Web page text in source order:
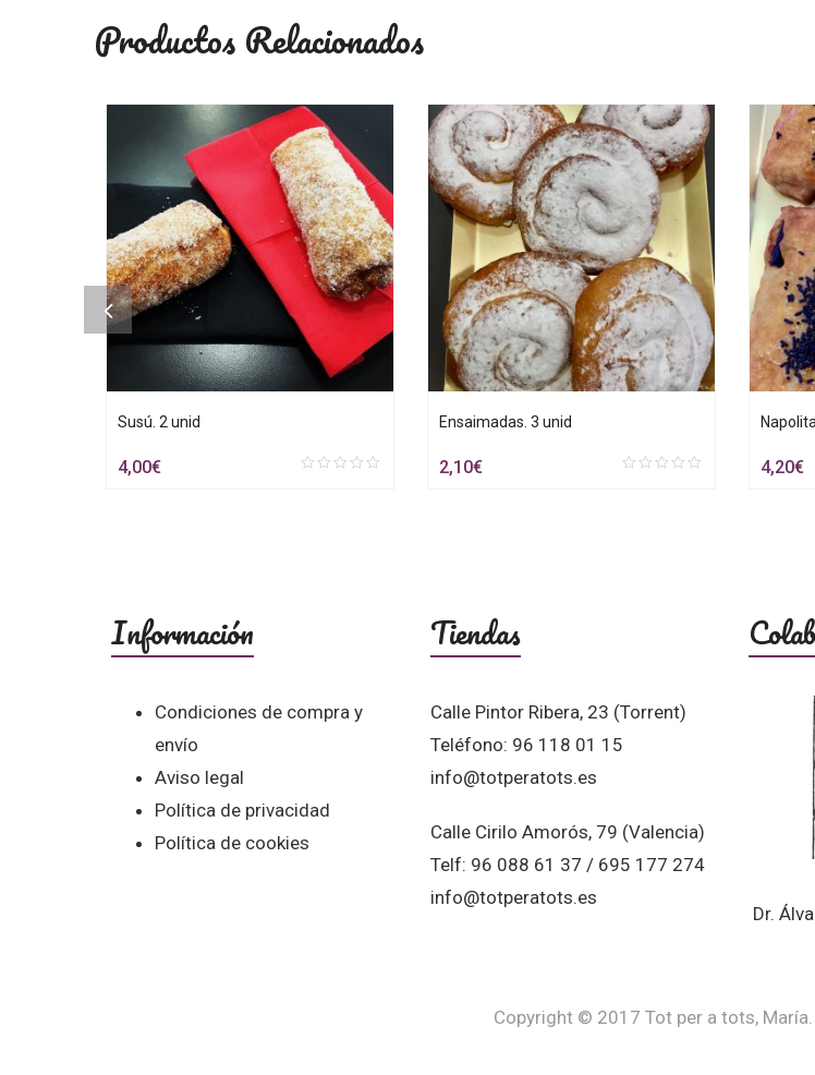
Productos Relacionados
Susú. 2 unid
4,00€
Ensaimadas. 3 unid
2,10€ 4,20€
Información
Condiciones de compra y
envío
Aviso legal
Política de privacidad
Política de cookies
Tiendas
Calle Pintor Ribera, 23 (Torrent)
Teléfono: 96 118 01 15
info@totperatots.es
Calle Cirilo Amorós, 79 (Valencia)
Telf: 96 088 61 37 / 695 177 274
info@totperatots.es
Dr.
Copyright © 2017 Tot per a tots,